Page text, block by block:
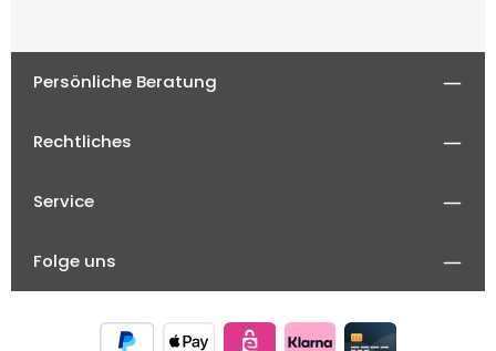
Persönliche Beratung
Rechtliches
Service
Folge uns